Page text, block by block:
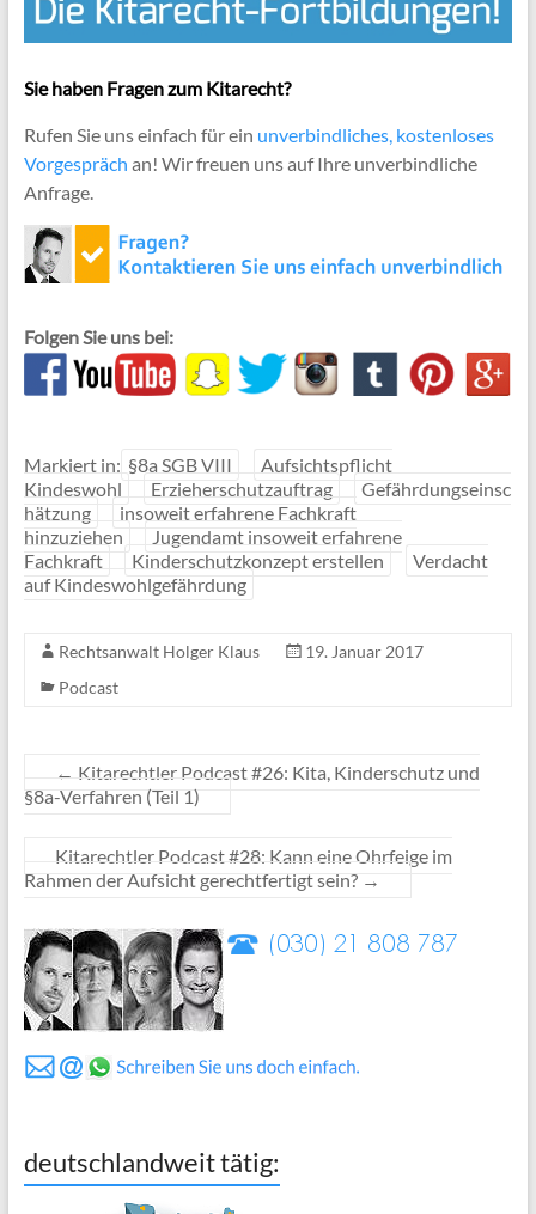
Sie haben Fragen zum Kitarecht?
Rufen Sie uns einfach für ein unverbindliches, kostenloses
Vorgespräch an! Wir freuen uns auf Ihre unverbindliche
Anfrage.
Folgen Sie uns bei:
Markiert in: §8a SGB VIII
Aufsichtspflicht
Kindeswohl
Erzieherschutzauftrag
Gefährdungseinsc
hätzung
insoweit erfahrene Fachkraft
hinzuziehen
Jugendamt insoweit erfahrene
Fachkraft
Kinderschutzkonzept erstellen
Verdacht
auf Kindeswohlgefährdung
Rechtsanwalt Holger Klaus
19. Januar 2017
Podcast
← Kitarechtler Podcast #26: Kita, Kinderschutz und
§8a-Verfahren (Teil 1)
Kitarechtler Podcast #28: Kann eine Ohrfeige im
Rahmen der Aufsicht gerechtfertigt sein? →
deutschlandweit tätig: